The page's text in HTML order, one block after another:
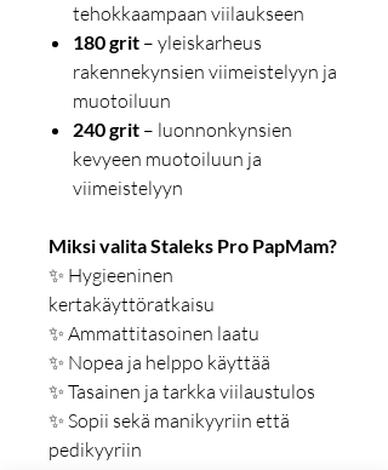
tehokkaampaan viilaukseen
180 grit – yleiskarheus
rakennekynsien viimeistelyyn ja
muotoiluun
240 grit – luonnonkynsien
kevyeen muotoiluun ja
viimeistelyyn
Miksi valita Staleks Pro PapMam?
✨ Hygieeninen
kertakäyttöratkaisu
✨ Ammattitasoinen laatu
✨ Nopea ja helppo käyttää
✨ Tasainen ja tarkka viilaustulos
✨ Sopii sekä manikyyriin että
pedikyyriin